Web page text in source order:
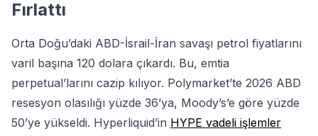
Fırlattı
Orta Doğu’daki ABD-İsrail-İran savaşı petrol fiyatlarını
varil başına 120 dolara çıkardı. Bu, emtia
perpetual’larını cazip kılıyor. Polymarket’te 2026 ABD
resesyon olasılığı yüzde 36’ya, Moody’s’e göre yüzde
50’ye yükseldi. Hyperliquid’in HYPE vadeli işlemler